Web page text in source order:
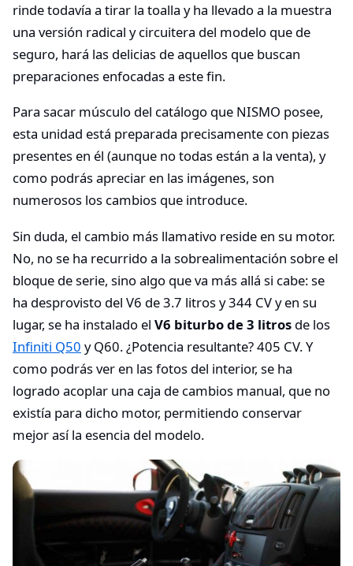
rinde todavía a tirar la toalla y ha llevado a la muestra
una versión radical y circuitera del modelo que de
seguro, hará las delicias de aquellos que buscan
preparaciones enfocadas a este fin.
Para sacar músculo del catálogo que NISMO posee,
esta unidad está preparada precisamente con piezas
presentes en él (aunque no todas están a la venta), y
como podrás apreciar en las imágenes, son
numerosos los cambios que introduce.
Sin duda, el cambio más llamativo reside en su motor.
No, no se ha recurrido a la sobrealimentación sobre el
bloque de serie, sino algo que va más allá si cabe: se
ha desprovisto del V6 de 3.7 litros y 344 CV y en su
lugar, se ha instalado el V6 biturbo de 3 litros de los
Infiniti Q50 y Q60. ¿Potencia resultante? 405 CV. Y
como podrás ver en las fotos del interior, se ha
logrado acoplar una caja de cambios manual, que no
existía para dicho motor, permitiendo conservar
mejor así la esencia del modelo.